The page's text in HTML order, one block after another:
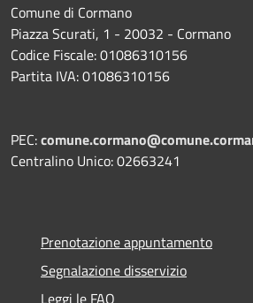
Comune di Cormano
Piazza Scurati, 1 - 20032 - Cormano
Codice Fiscale: 01086310156
Partita IVA: 01086310156
PEC:
Centralino Unico: 02663241
Prenotazione appuntamento
Segnalazione disservizio
Leggi le FAQ